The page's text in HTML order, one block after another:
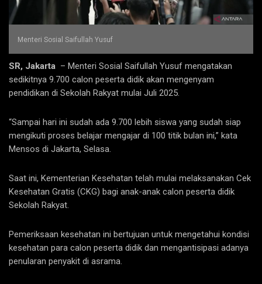
Menteri Sosial Saifullah Yusuf
SR, Jakarta – Menteri Sosial Saifullah Yusuf mengatakan
sedikitnya 9.700 calon peserta didik akan mengenyam
pendidikan di Sekolah Rakyat mulai Juli 2025.
“Sampai hari ini sudah ada 9.700 lebih siswa yang sudah siap
mengikuti proses belajar mengajar di 100 titik bulan ini,” kata
Mensos di Jakarta, Selasa.
Saat ini, Kementerian Kesehatan telah mulai melaksanakan Cek
Kesehatan Gratis (CKG) bagi anak-anak calon peserta didik
Sekolah Rakyat.
Pemeriksaan kesehatan ini bertujuan untuk mengetahui kondisi
kesehatan para calon peserta didik dan mengantisipasi adanya
penularan penyakit di asrama.